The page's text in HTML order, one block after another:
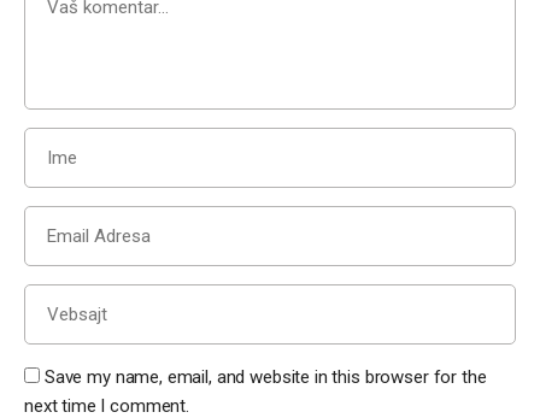
Save my name, email, and website in this browser for the
next time I comment.